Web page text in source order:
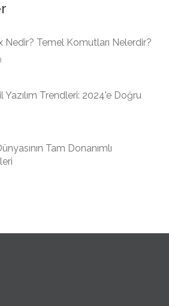
Nedir? Temel Komutları Nelerdir?
Yazılım Trendleri: 2024'e Doğru
Tam Donanımlı